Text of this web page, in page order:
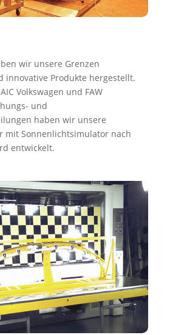
wir unsere Grenzen
innovative Produkte hergestellt.
Volkswagen und FAW
und
haben wir unsere
mit Sonnenlichtsimulator nach
entwickelt.